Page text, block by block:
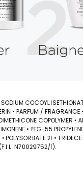
COCOYL
• PARFUM /
COPOLYMER •
• PEG-55
• POLYSORBATE 21 •
N70029752/1).